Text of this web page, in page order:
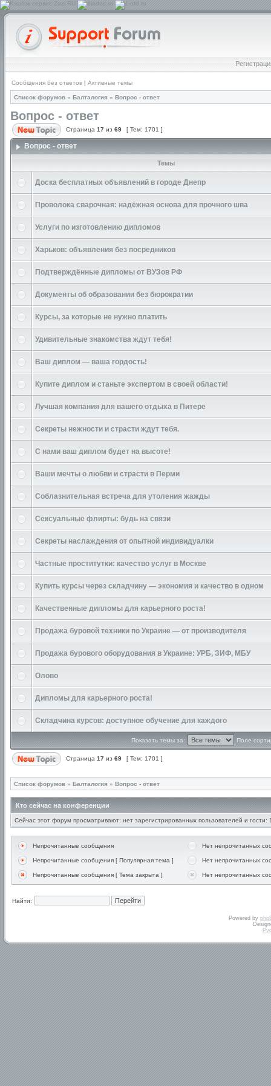
Сообщения без ответов | Активные темы
Список форумов » Балталогия » Вопрос - ответ
Вопрос - ответ
Страница 17 из 69 [ Тем: 1701 ]
Вопрос - ответ
Темы
Доска бесплатных объявлений в городе Днепр
Проволока сварочная: надёжная основа для прочного шва
Услуги по изготовлению дипломов
Харьков: объявления без посредников
Подтверждённые дипломы от ВУЗов РФ
Документы об образовании без бюрократии
Курсы, за которые не нужно платить
Удивительные знакомства ждут тебя!
Ваш диплом — ваша гордость!
Купите диплом и станьте экспертом в своей области!
Лучшая компания для вашего отдыха в Питере
Секреты нежности и страсти ждут тебя.
С нами ваш диплом будет на высоте!
Ваши мечты о любви и страсти в Перми
Соблазнительная встреча для утоления жажды
Сексуальные флирты: будь на связи
Секреты наслаждения от опытной индивидуалки
Частные проститутки: качество услуг в Москве
Купить курсы через складчину — экономия и качество в одном
Качественные дипломы для карьерного роста!
Продажа буровой техники по Украине — от производителя
Продажа бурового оборудования в Украине: УРБ, ЗИФ, МБУ
Олово
Дипломы для карьерного роста!
Складчина курсов: доступное обучение для каждого
Показать темы за: Поле
Страница 17 из 69 [ Тем: 1701 ]
Список форумов » Балталогия » Вопрос - ответ
Кто сейчас на конференции
Сейчас этот форум просматривают: нет зарегистрированных пользователей и гости:
Непрочитанные сообщения Нет непрочитанных
Непрочитанные сообщения [ Популярная тема ] Нет непрочитанных
Непрочитанные сообщения [ Тема закрыта ] Нет непрочитанных
Найти:
Powered by